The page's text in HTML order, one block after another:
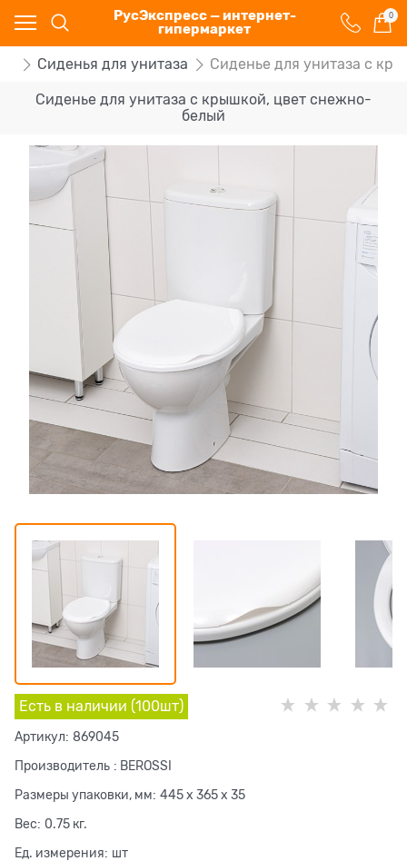
РусЭкспресс — интернет-
гипермаркет
0
Сиденья для унитаза Сиденье для унитаза с
Сиденье для унитаза с крышкой, цвет снежно-
белый
Есть в наличии (100шт)
Артикул: 869045
Производитель : BEROSSI
Размеры упаковки, мм: 445 x 365 x 35
Вес: 0.75 кг.
Ед. измерения: шт